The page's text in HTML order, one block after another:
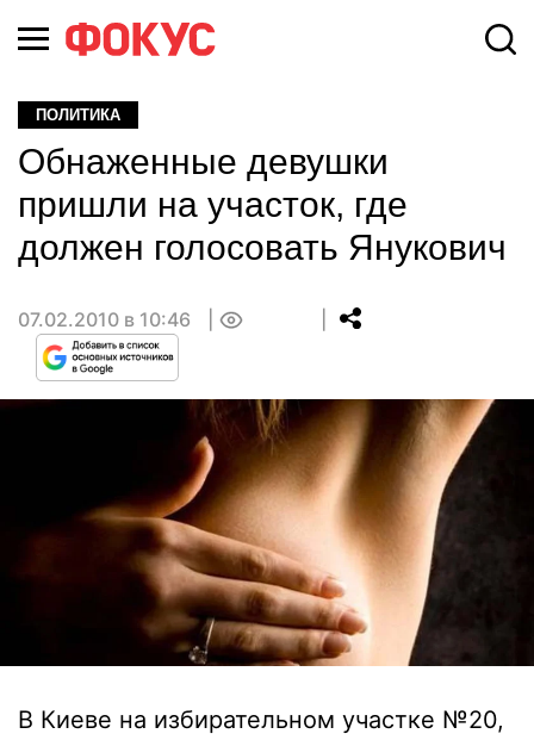
ПОЛИТИКА
Обнаженные девушки
пришли на участок, где
должен голосовать Янукович
07.02.2010 в 10:46
В Киеве на избирательном участке №20,